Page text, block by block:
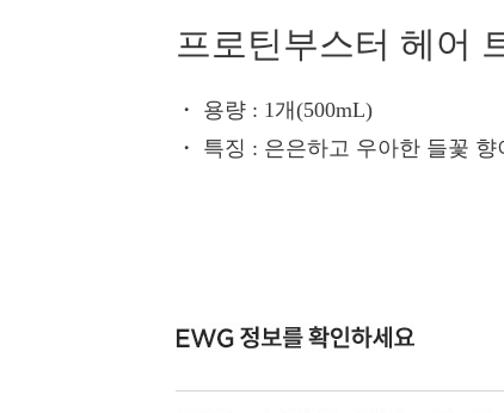
프로틴부스터 헤어
・ 용량 : 1개(500mL)
・ 특징 : 은은하고 우아한 들꽃 향